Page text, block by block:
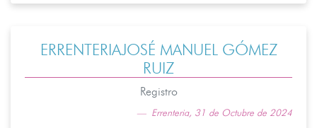
ERRENTERIAJOSÉ MANUEL GÓMEZ
RUIZ
Registro
Errenteria, 31 de Octubre de 2024